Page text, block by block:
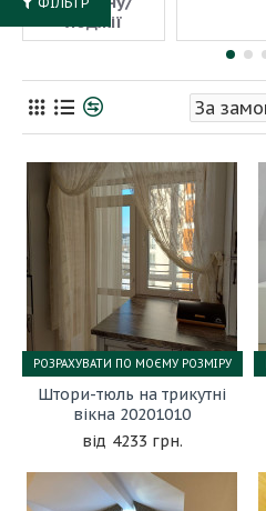
лоджії
Штори-тюль на трикутні
вікна 20201010
4233 грн.
РОЗРАХУВАТИ ПО МОЄМУ РОЗМІРУ